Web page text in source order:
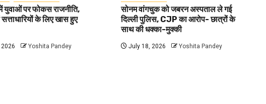
युवाओं पर फोकस राजनीति,
सत्ताधारियों के लिए खास हुए
Yoshita Pandey
सोनम वांगचुक को जबरन अस्पताल ले गई
दिल्ली पुलिस, CJP का आरोप- छात्रों के
साथ की धक्का-मुक्की
July 18, 2026 Yoshita Pandey